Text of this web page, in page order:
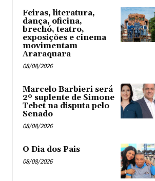
Feiras, literatura,
dança, oficina,
brechó, teatro,
exposições e cinema
movimentam
Araraquara
08/08/2026
Marcelo Barbieri será
2º suplente de Simone
Tebet na disputa pelo
Senado
08/08/2026
O Dia dos Pais
08/08/2026